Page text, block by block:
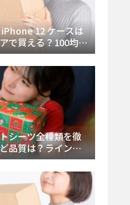
12 ケースは
で買える？100均の
ない選び方を徹底
シーツ全種類を徹
品質は？ラインナ
・楽天含む）